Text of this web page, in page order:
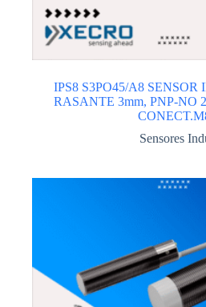
IPS8 S3PO45/A8
RASANTE 3mm, PNP-NO
Sensores